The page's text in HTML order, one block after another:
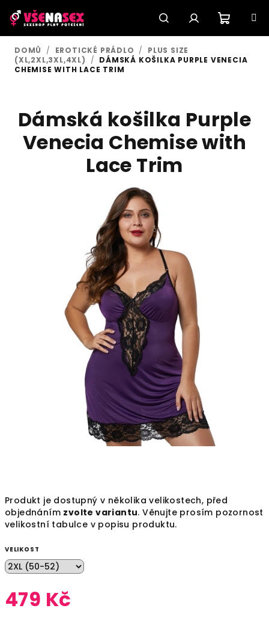
na
obsah
HledatPřihlášení
DOMŮ / EROTICKÉ PRÁDLO /
PLUS SIZE
(XL,2XL,3XL,4XL)
/ DÁMSKÁ KOŠILKA PURPLE VENECIA
CHEMISE WITH LACE TRIM
Produkt je dostupný v několika velikostech, před
objednáním zvolte variantu. Věnujte prosím pozornost
velikostní tabulce v popisu produktu.
VELIKOST
479 Kč
Dámská košilka Purple
Venecia Chemise with
Lace Trim